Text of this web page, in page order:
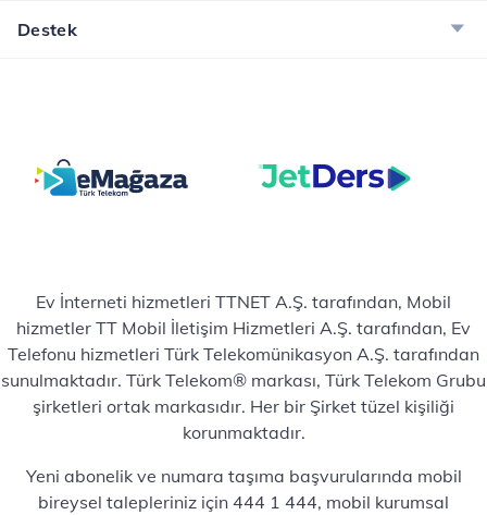
Destek
Ev İnterneti hizmetleri TTNET A.Ş. tarafından, Mobil
hizmetler TT Mobil İletişim Hizmetleri A.Ş. tarafından, Ev
Telefonu hizmetleri Türk Telekomünikasyon A.Ş. tarafından
sunulmaktadır. Türk Telekom® markası, Türk Telekom Grubu
şirketleri ortak markasıdır. Her bir Şirket tüzel kişiliği
korunmaktadır.
Yeni abonelik ve numara taşıma başvurularında mobil
bireysel talepleriniz için 444 1 444, mobil kurumsal